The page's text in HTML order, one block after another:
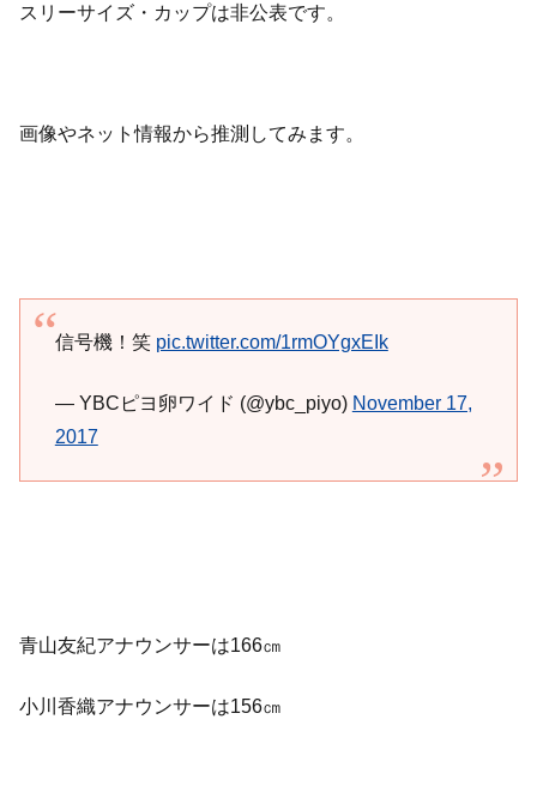
スリーサイズ・カップは非公表です。
画像やネット情報から推測してみます。
信号機！笑 pic.twitter.com/1rmOYgxEIk
— YBCピヨ卵ワイド (@ybc_piyo) November 17,
2017
青山友紀アナウンサーは166㎝
小川香織アナウンサーは156㎝